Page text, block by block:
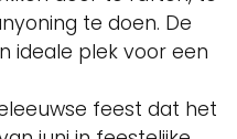
te doen. De
ideale plek voor een
feest dat het